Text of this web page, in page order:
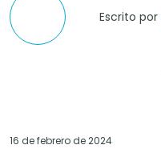
Escrito por
16 de febrero de 2024